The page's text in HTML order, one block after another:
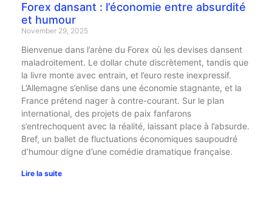
Forex dansant : l’économie entre absurdité
et humour
November 29, 2025
Bienvenue dans l’arène du Forex où les devises dansent
maladroitement. Le dollar chute discrètement, tandis que
la livre monte avec entrain, et l’euro reste inexpressif.
L’Allemagne s’enlise dans une économie stagnante, et la
France prétend nager à contre-courant. Sur le plan
international, des projets de paix fanfarons
s’entrechoquent avec la réalité, laissant place à l’absurde.
Bref, un ballet de fluctuations économiques saupoudré
d’humour digne d’une comédie dramatique française.
Lire la suite